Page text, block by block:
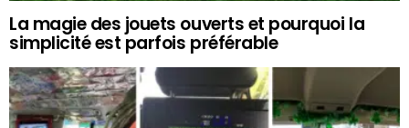
La magie des jouets ouverts et pourquoi la
simplicité est parfois préférable